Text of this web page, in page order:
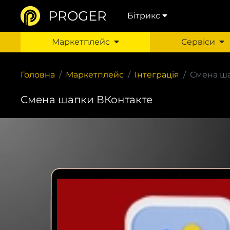
PROGER Бітрикс
Маркетплейс Сервіси
Головна Маркетплейс Інтеграція Смена
Смена шапки ВКонтакте